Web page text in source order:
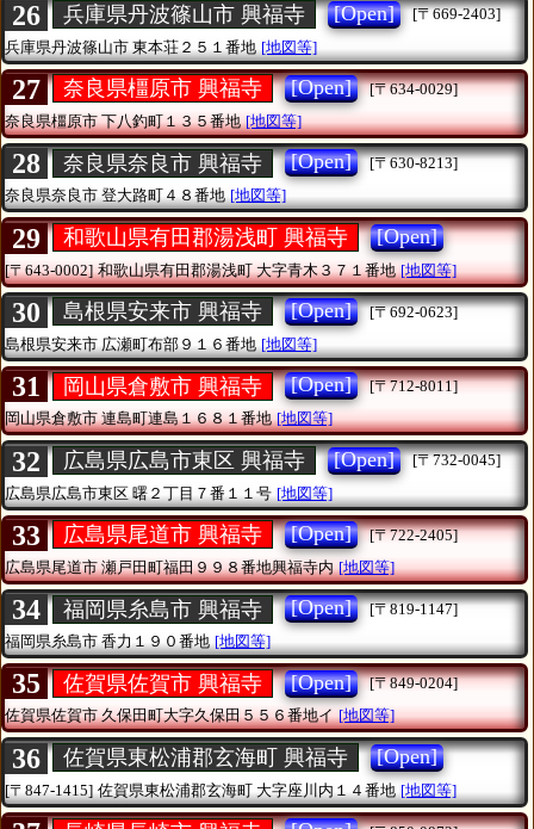
26 兵庫県丹波篠山市 興福寺 [Open]
[〒669-2403]
兵庫県丹波篠山市 東本荘２５１番地 [地図等]
27 奈良県橿原市 興福寺 [Open]
[〒634-0029]
奈良県橿原市下八釣町１３５番地 [地図等]
28 奈良県奈良市 興福寺 [Open]
[〒630-8213]
奈良県奈良市登大路町４８番地 [地図等]
29 和歌山県有田郡湯浅町 興福寺 [Open]
[〒643-0002] 和歌山県有田郡湯浅町大字青木３７１番地 [地図等]
30 島根県安来市 興福寺 [Open]
[〒692-0623]
島根県安来市 広瀬町布部９１６番地 [地図等]
31 岡山県倉敷市 興福寺 [Open]
[〒712-8011]
岡山県倉敷市連島町連島１６８１番地 [地図等]
32 広島県広島市東区 興福寺 [Open]
[〒732-0045]
広島県広島市東区 曙２丁目７番１１号 [地図等]
33 広島県尾道市 興福寺 [Open]
[〒722-2405]
広島県尾道市瀬戸田町福田９９８番地興福寺内 [地図等]
34 福岡県糸島市 興福寺 [Open]
[〒819-1147]
福岡県糸島市香力１９０番地 [地図等]
35 佐賀県佐賀市 興福寺 [Open]
[〒849-0204]
佐賀県佐賀市久保田町大字久保田５５６番地イ [地図等]
36 佐賀県東松浦郡玄海町 興福寺 [Open]
[〒847-1415] 佐賀県東松浦郡玄海町 大字座川内１４番地 [地図等]